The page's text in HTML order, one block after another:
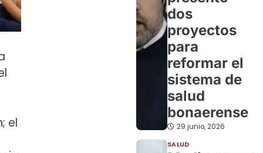
el
dos
proyectos
para
reformar el
sistema de
salud
bonaerense
29 junio, 2026
SALUD